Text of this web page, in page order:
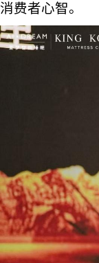
消费者心智。